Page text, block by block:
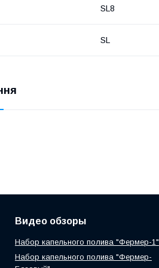
SL8
SL
Видео обзоры
Набор капельного полива "Фермер-1"
Набор капельного полива "Фермер-